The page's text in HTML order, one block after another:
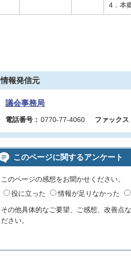
4．本
情報発信元
議会事務局
電話番号： 0770-77-4060 ファックス
このページに関するアンケート
このページの感想をお聞かせください。
役に立った
情報が足りなかった
その他具体的なご要望、ご感想、改善点
ださい。